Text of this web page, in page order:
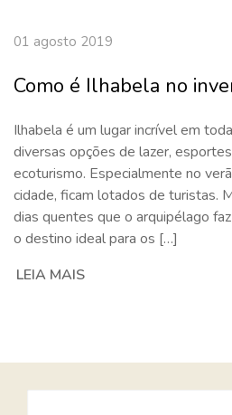
01 agosto 2019
Como é Ilhabela no
Ilhabela é um lugar incrível em
diversas opções de lazer,
ecoturismo. Especialmente no
cidade, ficam lotados de turistas.
dias quentes que o arquipélago
o destino ideal para os […]
LEIA MAIS